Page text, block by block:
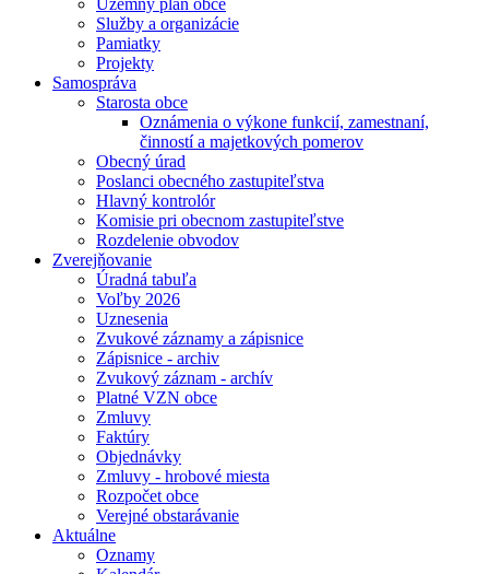
Územný plán obce
Služby a organizácie
Pamiatky
Projekty
Samospráva
Starosta obce
Oznámenia o výkone funkcií, zamestnaní,
činností a majetkových pomerov
Obecný úrad
Poslanci obecného zastupiteľstva
Hlavný kontrolór
Komisie pri obecnom zastupiteľstve
Rozdelenie obvodov
Zverejňovanie
Úradná tabuľa
Voľby 2026
Uznesenia
Zvukové záznamy a zápisnice
Zápisnice - archiv
Zvukový záznam - archív
Platné VZN obce
Zmluvy
Faktúry
Objednávky
Zmluvy - hrobové miesta
Rozpočet obce
Verejné obstarávanie
Aktuálne
Oznamy